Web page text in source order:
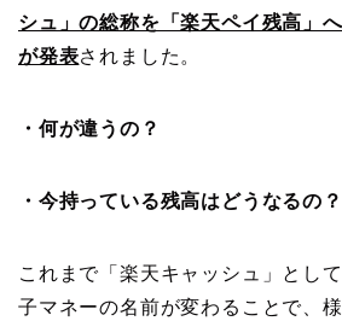
シュ」の総称を「楽天ペイ残高」
が発表されました。
・何が違うの？
・今持っている残高はどうなるの？
これまで「楽天キャッシュ」とし
子マネーの名前が変わることで、